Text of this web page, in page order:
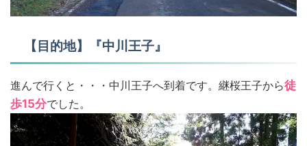
【目的地】『中川王子』
進んで行くと・・・中川王子へ到着です。継桜王子から徒
歩15分でした。